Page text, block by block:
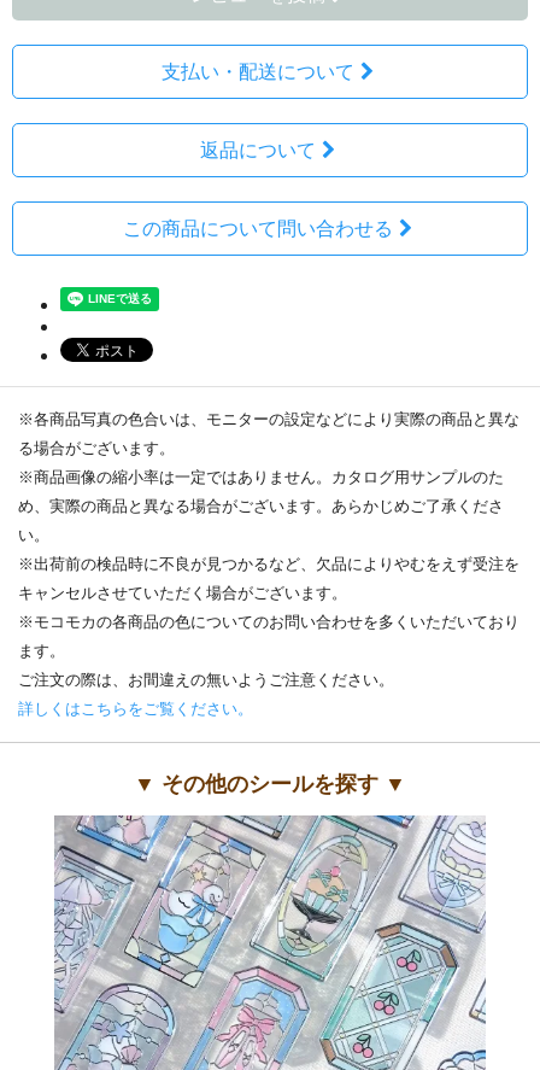
支払い・配送について
返品について
この商品について問い合わせる
※各商品写真の色合いは、モニターの設定などにより実際の商品と異な
る場合がございます。
※商品画像の縮小率は一定ではありません。カタログ用サンプルのた
め、実際の商品と異なる場合がございます。あらかじめご了承くださ
い。
※出荷前の検品時に不良が見つかるなど、欠品によりやむをえず受注を
キャンセルさせていただく場合がございます。
※モコモカの各商品の色についてのお問い合わせを多くいただいており
ます。
ご注文の際は、お間違えの無いようご注意ください。
詳しくはこちらをご覧ください。
▼ その他のシールを探す ▼